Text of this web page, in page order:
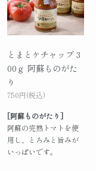
とまとケチャップ 3
00ｇ 阿蘇ものがた
り
750円(税込)
[阿蘇ものがたり]
阿蘇の完熟トマトを使
用し、とろみと旨みが
いっぱいです。